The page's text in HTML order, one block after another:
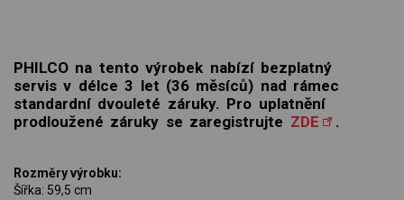
PHILCO na tento výrobek nabízí bezplatný
servis v délce 3 let (36 měsíců) nad rámec
standardní dvouleté záruky. Pro uplatnění
prodloužené záruky se zaregistrujte ZDE .
Rozměry výrobku:
Šířka: 59,5 cm